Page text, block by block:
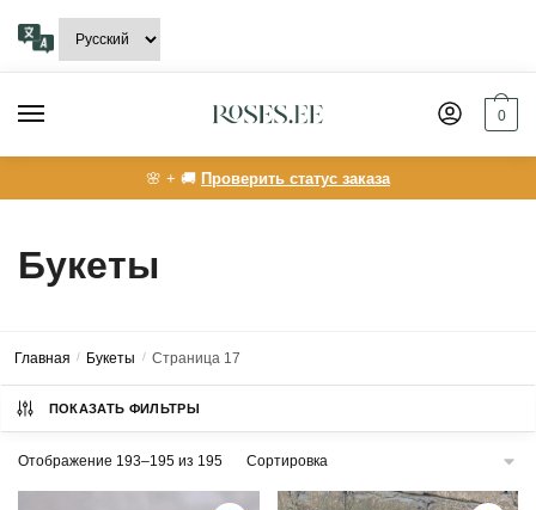
navigation
content
0
🌸 + 🚚 Проверить статус заказа
Букеты
Главная / Букеты / Страница 17
ПОКАЗАТЬ ФИЛЬТРЫ
Отображение 193–195 из 195